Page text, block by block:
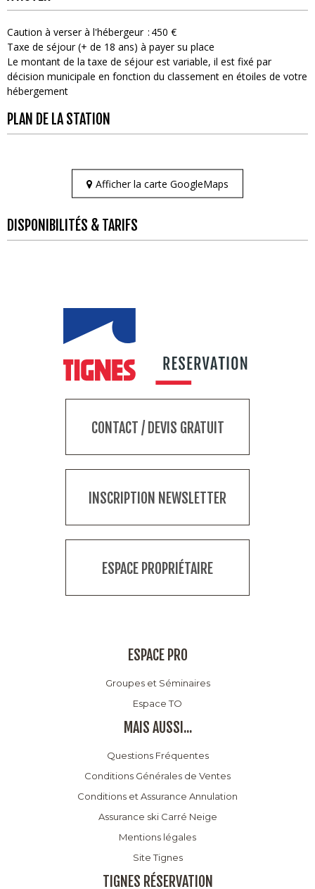
Caution à verser à l'hébergeur
450 €
Taxe de séjour (+ de 18 ans) à payer su place
Le montant de la taxe de séjour est variable, il est fixé par
décision municipale en fonction du classement en étoiles de votre
hébergement
PLAN DE LA STATION
Afficher la carte GoogleMaps
DISPONIBILITÉS & TARIFS
CONTACT / DEVIS GRATUIT
INSCRIPTION NEWSLETTER
ESPACE PROPRIÉTAIRE
ESPACE PRO
Groupes et Séminaires
Espace TO
MAIS AUSSI...
Questions Fréquentes
Conditions Générales de Ventes
Conditions et Assurance Annulation
Assurance ski Carré Neige
Mentions légales
Site Tignes
TIGNES RÉSERVATION